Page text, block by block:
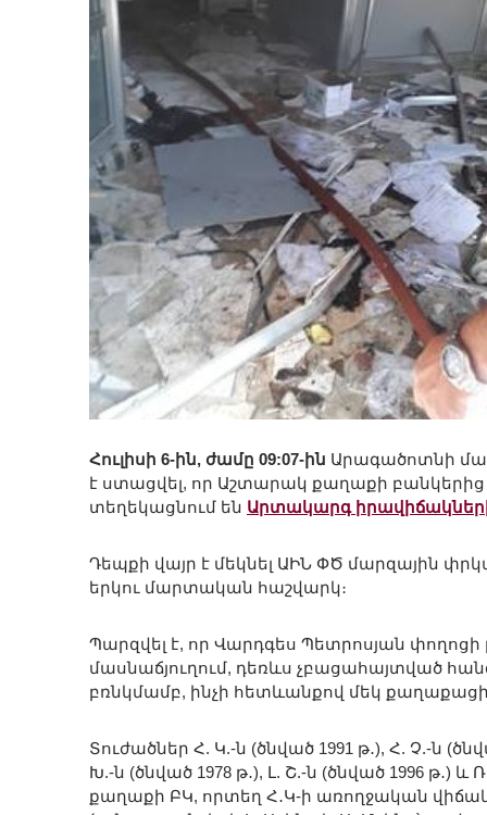
Հուլիսի 6-ին, ժամը 09:07-ին Արագածոտնի
է ստացվել, որ Աշտարակ քաղաքի բանկերից
տեղեկացնում են Արտակարգ
Դեպքի վայր է մեկնել ԱԻՆ ՓԾ մարզային
երկու մարտական հաշվարկ։
Պարզվել է, որ Վարդգես Պետրոսյան
մասնաճյուղում, դեռևս չբացահայտված
բռնկմամբ, ինչի հետևանքով մեկ քաղաքացի
Տուժածներ Հ. Կ.-ն (ծնված 1991 թ․), Հ. Չ.-ն
Խ.-ն (ծնված 1978 թ․), Լ. Շ.-ն (ծնված 1996 թ․)
քաղաքի ԲԿ, որտեղ Հ․Կ-ի առողջական